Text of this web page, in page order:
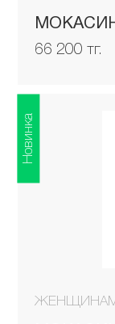
66 200 тг.
Новинка